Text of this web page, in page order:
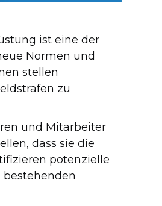
ist eine der
Normen und
stellen
zu
und Mitarbeiter
dass sie die
potenzielle
bestehenden